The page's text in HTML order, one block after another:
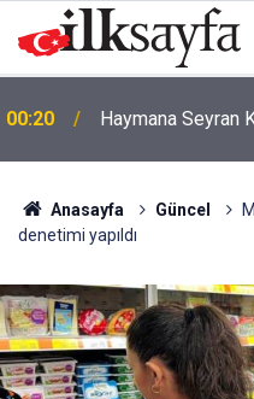
23:03 Şarkıcı Cansever
Anasayfa Güncel
denetimi yapıldı